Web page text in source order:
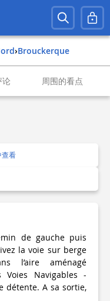
nord› brouckerque
论 周围的看点
看
de gauche puis
la voie sur berge
l’aire aménagé
Navigables -
détente. A sa sortie,